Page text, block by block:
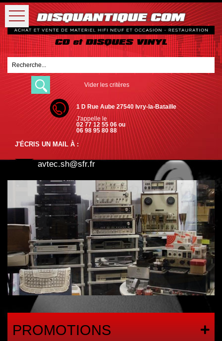
Vider les critères
1 D Rue Aube 27540 Ivry-la-Bataille
J'appelle le
02 77 12 55 06 ou
06 98 95 80 88
J'ÉCRIS UN MAIL À :
avtec.sh@sfr.fr
PROMOTIONS